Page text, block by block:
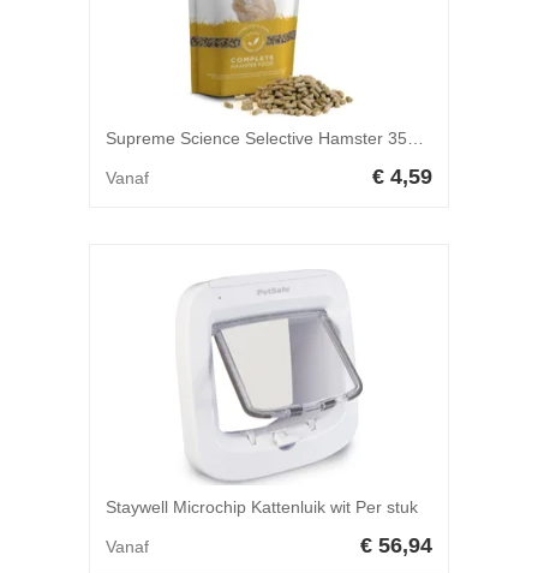
Vanaf € 4,59
Staywell Microchip Kattenluik wit Per stuk
Vanaf € 56,94